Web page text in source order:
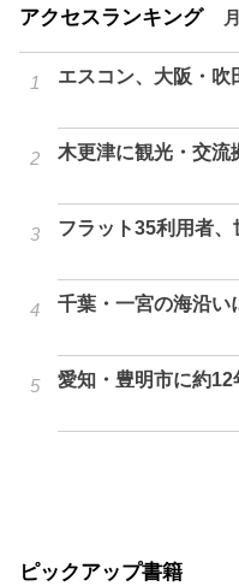
アクセスランキング
エスコン、大阪・吹
木更津に観光・交流
フラット35利用者、
千葉・一宮の海沿い
愛知・豊明市に約
ピックアップ書籍